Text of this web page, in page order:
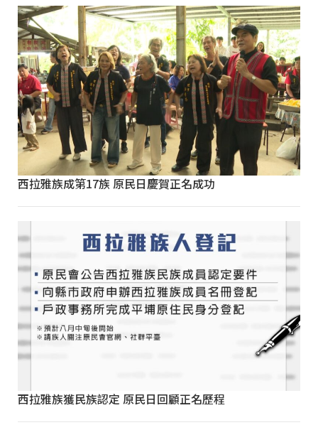
西拉雅族成第17族 原民日慶賀正名成功
西拉雅族獲民族認定 原民日回顧正名歷程